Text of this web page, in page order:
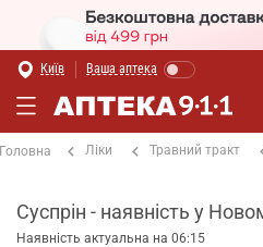
Київ Ваша аптека
Головна Ліки Травний тракт
Суспрін - наявність у
Наявність актуальна на 06:15